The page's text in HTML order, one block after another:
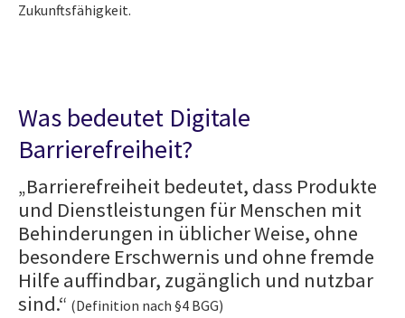
Zukunftsfähigkeit.
Was bedeutet Digitale
Barrierefreiheit?
„Barrierefreiheit bedeutet, dass Produkte
und Dienstleistungen für Menschen mit
Behinderungen in üblicher Weise, ohne
besondere Erschwernis und ohne fremde
Hilfe auffindbar, zugänglich und nutzbar
sind.“ (Definition nach §4 BGG)